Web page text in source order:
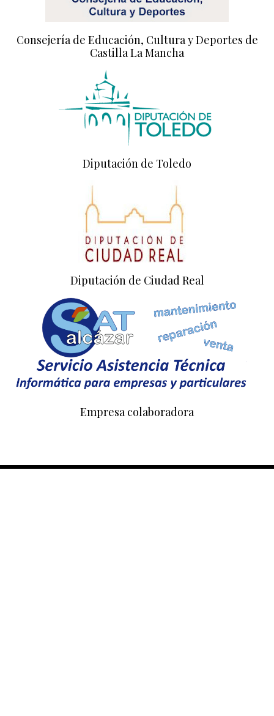
Consejería de Educación, Cultura y Deportes de
Castilla La Mancha
Diputación de Toledo
Diputación de Ciudad Real
Empresa colaboradora